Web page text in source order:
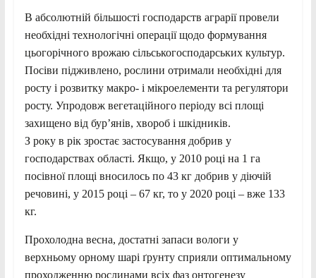
В абсолютній більшості господарств аграрії провели
необхідні технологічні операції щодо формування
цьогорічного врожаю сільськогосподарських культур.
Посіви підживлено, рослини отримали необхідні для
росту і розвитку макро- і мікроелементи та регулятори
росту. Упродовж вегетаційного періоду всі площі
захищено від бур’янів, хвороб і шкідників.
З року в рік зростає застосування добрив у
господарствах області. Якщо, у 2010 році на 1 га
посівної площі вносилось по 43 кг добрив у діючій
речовині, у 2015 році – 67 кг, то у 2020 році – вже 133
кг.
Прохолодна весна, достатні запаси вологи у
верхньому орному шарі ґрунту сприяли оптимальному
проходженню рослинами всіх фаз онтогенезу